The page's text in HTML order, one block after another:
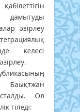
әзірлеу
келесі
Ол
тіледі: